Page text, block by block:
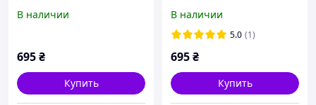
В наличии
695₴
Купить
В наличии
5.0 (1)
695₴
Купить